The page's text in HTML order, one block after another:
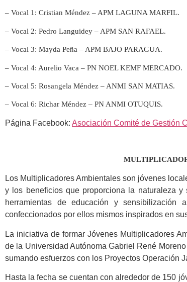
– Vocal 1: Cristian Méndez – APM LAGUNA MARFIL.
– Vocal 2: Pedro Languidey – APM SAN RAFAEL.
– Vocal 3: Mayda Peña – APM BAJO PARAGUA.
– Vocal 4: Aurelio Vaca – PN NOEL KEMF MERCADO.
– Vocal 5: Rosangela Méndez – ANMI SAN MATIAS.
– Vocal 6: Richar Méndez – PN ANMI OTUQUIS.
Página Facebook: Asociación Comité de Gestión
MULTIPLICADORES
Los Multiplicadores Ambientales son jóvenes
y los beneficios que proporciona la naturaleza
herramientas de educación y
confeccionados por ellos mismos inspirados en
La iniciativa de formar Jóvenes Multiplicadores
de la Universidad Autónoma Gabriel René
sumando esfuerzos con los Proyectos Operación
Hasta la fecha se cuentan con alrededor de 150